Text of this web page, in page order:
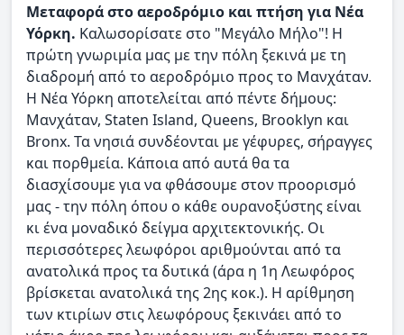
Μεταφορά στο αεροδρόμιο και πτήση για Νέα
Υόρκη. Καλωσορίσατε στο "Μεγάλο Μήλο"! Η
πρώτη γνωριμία μας με την πόλη ξεκινά με τη
διαδρομή από το αεροδρόμιο προς το Μανχάταν.
Η Νέα Υόρκη αποτελείται από πέντε δήμους:
Μανχάταν, Staten Island, Queens, Brooklyn και
Bronx. Τα νησιά συνδέονται με γέφυρες, σήραγγες
και πορθμεία. Κάποια από αυτά θα τα
διασχίσουμε για να φθάσουμε στον προορισμό
μας - την πόλη όπου ο κάθε ουρανοξύστης είναι
κι ένα μοναδικό δείγμα αρχιτεκτονικής. Οι
περισσότερες λεωφόροι αριθμούνται από τα
ανατολικά προς τα δυτικά (άρα η 1η Λεωφόρος
βρίσκεται ανατολικά της 2ης κοκ.). Η αρίθμηση
των κτιρίων στις λεωφόρους ξεκινάει από το